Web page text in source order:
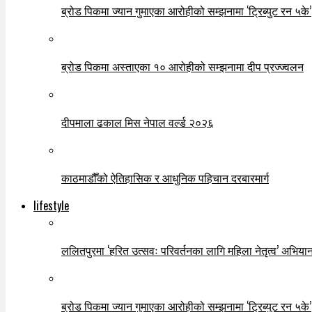
ब्रोड पिकमा ज्यान गुमाएका आरोहीको सम्झनामा ‘ट्रिब्युट रन ५के’
ब्रोड पिकमा अस्ताएका १० आरोहीको सम्झनामा दीप प्रज्ज्वलन
दीपमाला ढकाल मिस नेपाल वर्ल्ड २०२६
काठमाडौँको ऐतिहासिक र आधुनिक पहिचान दरबारमार्ग
lifestyle
ललितपुरमा ‘हरित उत्सवः परिवर्तनका लागि महिला नेतृत्व’
ब्रोड पिकमा ज्यान गुमाएका आरोहीको सम्झनामा ‘ट्रिब्युट रन ५के’